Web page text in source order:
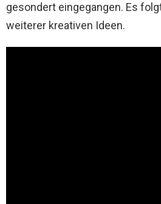
gesondert eingegangen. Es
weiterer kreativen Ideen.